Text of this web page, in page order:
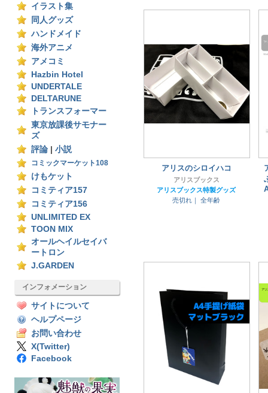
イラスト集
同人グッズ
ハンドメイド
海外アニメ
アメコミ
Hazbin Hotel
UNDERTALE
DELTARUNE
トランスフォーマー
東京放課後サモナー
ズ
評論
小説
コミックマーケット108
けもケット
コミティア157
コミティア156
UNLIMITED EX
TOON MIX
オールヘイルセイバ
ートロン
J.GARDEN
インフォメーション
サイトについて
ヘルプページ
お問い合わせ
X(Twitter)
Facebook
アリスのシロイハコ
アリスブックス
アリスブックス特製グッズ
売切れ｜
全年齢